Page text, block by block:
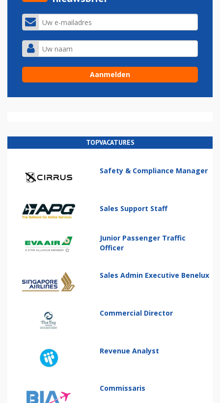
TOPVACATURES
Safety & Compliance Manager
Sales Support Staff
Junior Passenger Traffic
Officer
Sales Admin Executive Benelux
Commercial Director
Revenue Analyst
Commissaris